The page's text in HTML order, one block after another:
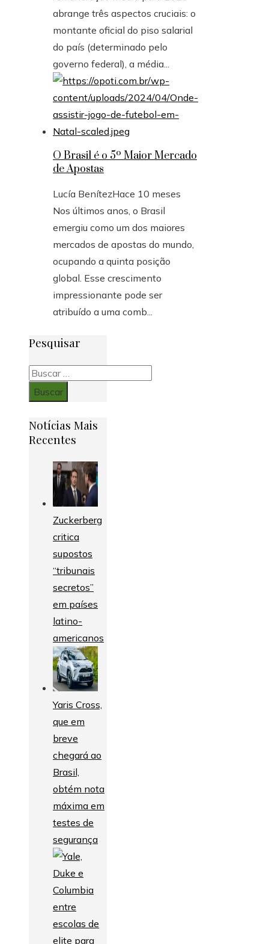
abrange três aspectos cruciais: o
montante oficial do piso salarial
do país (determinado pelo
governo federal), a média...
O Brasil é o 5º Maior Mercado
de Apostas
Lucía BenítezHace 10 meses
Nos últimos anos, o Brasil
emergiu como um dos maiores
mercados de apostas do mundo,
ocupando a quinta posição
global. Esse crescimento
impressionante pode ser
atribuído a uma comb...
Pesquisar
Buscar:
Notícias Mais
Recentes
Zuckerberg
critica
supostos
“tribunais
secretos”
em países
latino-
americanos
Yaris Cross,
que em
breve
chegará ao
Brasil,
obtém nota
máxima em
testes de
segurança